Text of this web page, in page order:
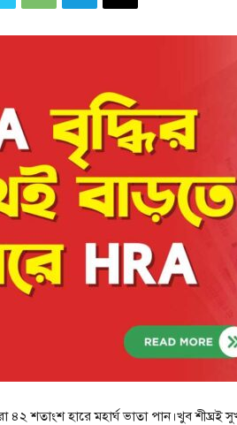
৪২ শতাংশ হারে মহার্ঘ ভাতা পান।খুব শীঘ্রই